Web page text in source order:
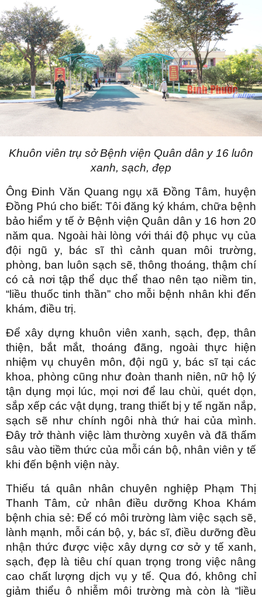
Khuôn viên trụ sở Bệnh viện Quân dân y 16 luôn
xanh, sạch, đẹp
Ông Đinh Văn Quang ngụ xã Đồng Tâm, huyện
Đồng Phú cho biết: Tôi đăng ký khám, chữa bệnh
bảo hiểm y tế ở Bệnh viện Quân dân y 16 hơn 20
năm qua. Ngoài hài lòng với thái độ phục vụ của
đội ngũ y, bác sĩ thì cảnh quan môi trường,
phòng, ban luôn sạch sẽ, thông thoáng, thậm chí
có cả nơi tập thể dục thể thao nên tạo niềm tin,
“liều thuốc tinh thần” cho mỗi bệnh nhân khi đến
khám, điều trị.
Để xây dựng khuôn viên xanh, sạch, đẹp, thân
thiện, bắt mắt, thoáng đãng, ngoài thực hiện
nhiệm vụ chuyên môn, đội ngũ y, bác sĩ tại các
khoa, phòng cũng như đoàn thanh niên, nữ hộ lý
tận dụng mọi lúc, mọi nơi để lau chùi, quét dọn,
sắp xếp các vật dụng, trang thiết bị y tế ngăn nắp,
sạch sẽ như chính ngôi nhà thứ hai của mình.
Đây trở thành việc làm thường xuyên và đã thấm
sâu vào tiềm thức của mỗi cán bộ, nhân viên y tế
khi đến bệnh viện này.
Thiếu tá quân nhân chuyên nghiệp Phạm Thị
Thanh Tâm, cử nhân điều dưỡng Khoa Khám
bệnh chia sẻ: Để có môi trường làm việc sạch sẽ,
lành mạnh, mỗi cán bộ, y, bác sĩ, điều dưỡng đều
nhận thức được việc xây dựng cơ sở y tế xanh,
sạch, đẹp là tiêu chí quan trọng trong việc nâng
cao chất lượng dịch vụ y tế. Qua đó, không chỉ
giảm thiểu ô nhiễm môi trường mà còn là “liều